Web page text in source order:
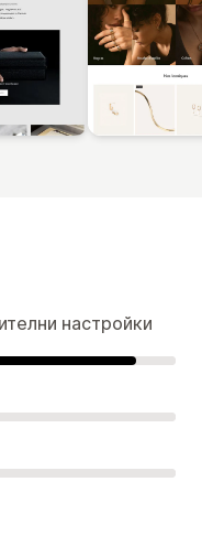
настройки